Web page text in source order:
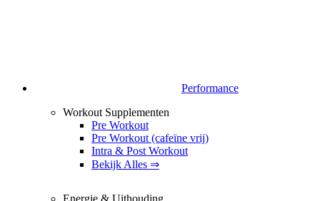
Performance
Workout Supplementen
Pre Workout
Pre Workout (cafeïne vrij)
Intra & Post Workout
Bekijk Alles ⇒
Energie & Uithouding